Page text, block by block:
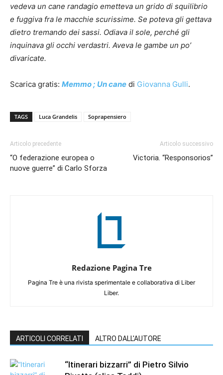
vedeva un cane randagio emetteva un grido di squilibrio
e fuggiva fra le macchie scurissime. Se poteva gli gettava
dietro tremando dei sassi. Odiava il sole, perché gli
inquinava gli occhi verdastri. Aveva le gambe un po’
divaricate.
Scarica gratis: Memmo ; Un cane di Giovanna Gulli.
TAGS Luca Grandelis Soprapensiero
Articolo precedente
“O federazione europea o
nuove guerre” di Carlo Sforza
Articolo successivo
Victoria. “Responsorios”
Redazione Pagina Tre
Pagina Tre è una rivista sperimentale e collaborativa di Liber
Liber.
ARTICOLI CORRELATI ALTRO DALL'AUTORE
“Itinerari bizzarri” di Pietro Silvio